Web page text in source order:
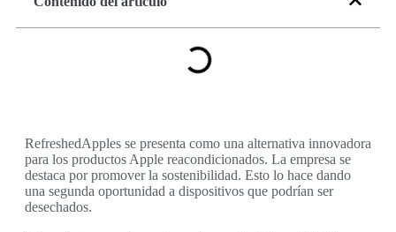
RefreshedApples se presenta como una alternativa innovadora
para los productos Apple reacondicionados. La empresa se
destaca por promover la sostenibilidad. Esto lo hace dando
una segunda oportunidad a dispositivos que podrían ser
desechados.